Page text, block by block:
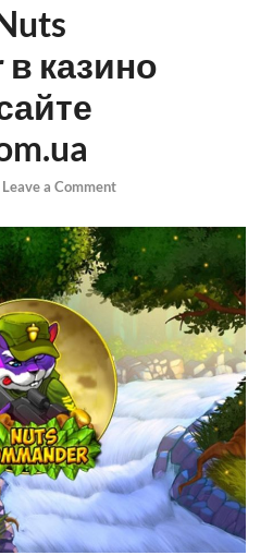
в казино
Leave a Comment